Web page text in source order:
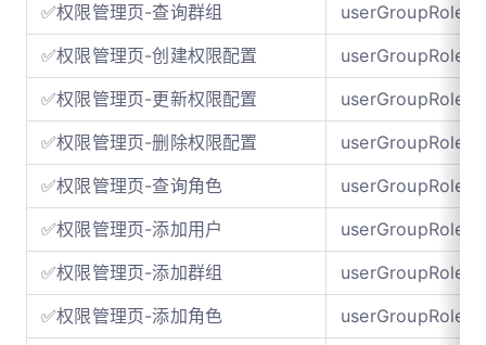
✅权限管理页-查询群组
userGroupRole
✅权限管理页-创建权限配置
userGroupRole
✅权限管理页-更新权限配置
userGroupRole
✅权限管理页-删除权限配置
userGroupRole
✅权限管理页-查询角色
userGroupRole
✅权限管理页-添加用户
userGroupRole
✅权限管理页-添加群组
userGroupRole
✅权限管理页-添加角色
userGroupRole